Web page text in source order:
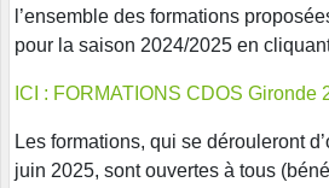
l’ensemble des formations
pour la saison 2024/2025 en
ICI : FORMATIONS CDOS Gironde
Les formations, qui se dérouleront
juin 2025, sont ouvertes à tous